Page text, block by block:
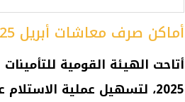
أماكن صرف معاشات أبريل 2025
أتاحت الهيئة القومية
2025، لتسهيل عملية الاستلام على المستحقين، وتشمل: